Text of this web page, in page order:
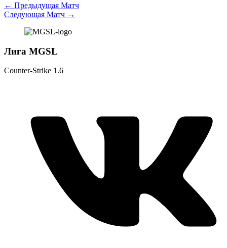
← Предыдущая Матч
Следующая Матч →
Лига MGSL
Counter-Strike 1.6